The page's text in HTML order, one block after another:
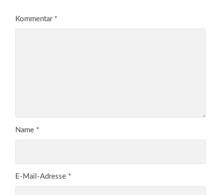
Kommentar *
Name *
E-Mail-Adresse *